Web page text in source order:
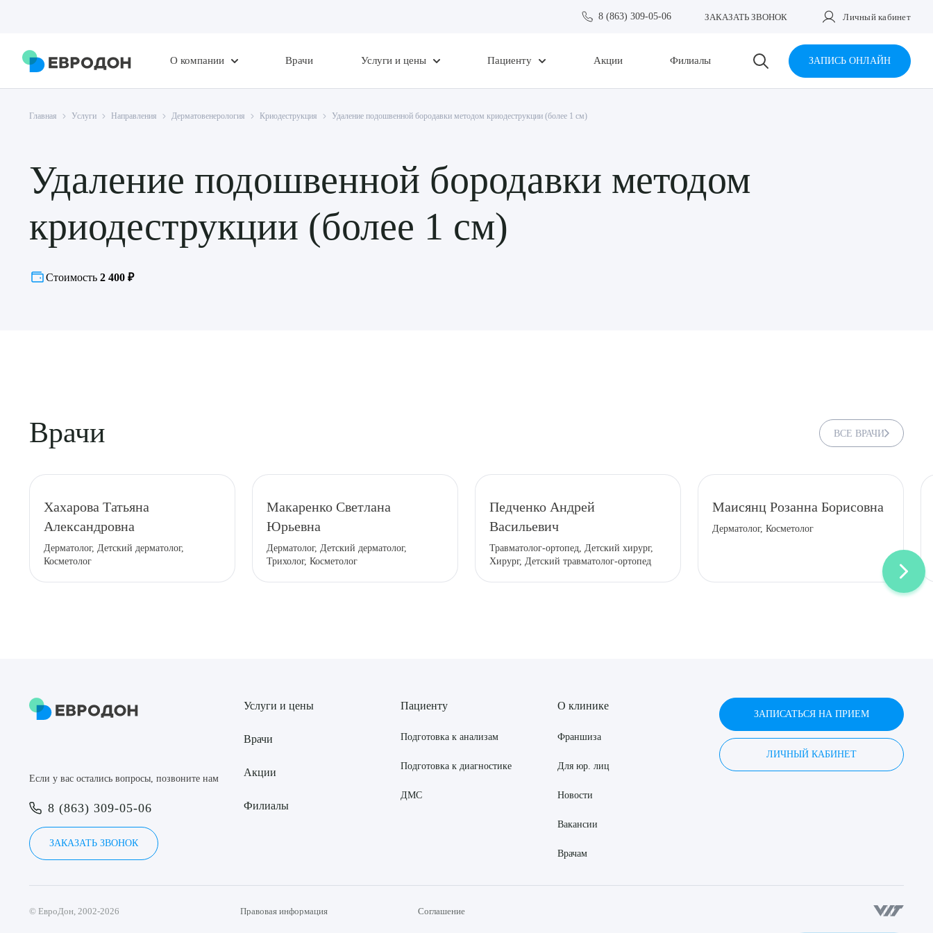
8 (863) 309-05-06 ЗАКАЗАТЬ ЗВОНОК Личный кабинет
О компании Врачи Услуги и цены Пациенту Акции Филиалы ЗАПИСЬ ОНЛАЙН
Главная Услуги Направления Дерматовенерология Криодеструкция Удаление подошвенной бородавки методом криодеструкции (более 1 см)
Удаление подошвенной бородавки методом
криодеструкции (более 1 см)
Стоимость 2 400 ₽
Врачи ВСЕ ВРАЧИ
Хахарова Татьяна
Александровна
Дерматолог, Детский дерматолог,
Косметолог
Макаренко Светлана
Юрьевна
Дерматолог, Детский дерматолог,
Трихолог, Косметолог
Педченко Андрей
Васильевич
Травматолог-ортопед, Детский хирург,
Хирург, Детский травматолог-ортопед
Маисянц Розанна Борисовна
Дерматолог, Косметолог
Если у вас остались вопросы, позвоните нам
8 (863) 309-05-06
ЗАКАЗАТЬ ЗВОНОК
Услуги и цены
Врачи
Акции
Филиалы
Пациенту
Подготовка к анализам
Подготовка к диагностике
ДМС
О клинике
Франшиза
Для юр. лиц
Новости
Вакансии
Врачам
ЗАПИСАТЬСЯ НА ПРИЕМ
ЛИЧНЫЙ КАБИНЕТ
© ЕвроДон, 2002-2026 Правовая информация Соглашение
Я даю согласие на
Выберите сопутствующую услугу